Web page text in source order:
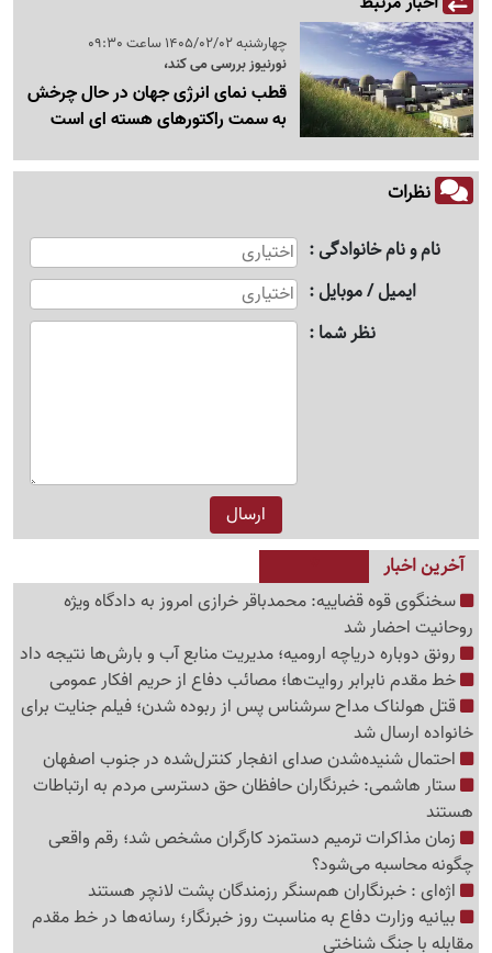
چهارشنبه 1405/02/02 ساعت 09:30
نورنیوز بررسی می کند،
قطب نمای انرژی جهان در حال چرخش
به سمت راکتورهای هسته ای است
نظرات
نام و نام خانوادگی
ایمیل / موبایل
نظر شما
آخرین اخبار
سخنگوی قوه قضاییه: محمدباقر خرازی امروز به دادگاه ویژه
روحانیت احضار شد
رونق دوباره دریاچه ارومیه؛ مدیریت منابع آب و بارش‌ها نتیجه داد
خط مقدم نابرابر روایت‌ها؛ مصائب دفاع از حریم افکار عمومی
قتل هولناک مداح سرشناس پس از ربوده شدن؛ فیلم جنایت برای
خانواده ارسال شد
احتمال شنیده‌شدن صدای انفجار کنترل‌شده در جنوب اصفهان
ستار هاشمی: خبرنگاران حافظان حق دسترسی مردم به ارتباطات
هستند
زمان مذاکرات ترمیم دستمزد کارگران مشخص شد؛ رقم واقعی
چگونه محاسبه می‌شود؟
اژه‌ای : خبرنگاران هم‌سنگر رزمندگان پشت لانچر هستند
بیانیه وزارت دفاع به مناسبت روز خبرنگار؛ رسانه‌ها در خط مقدم
مقابله با جنگ شناختی